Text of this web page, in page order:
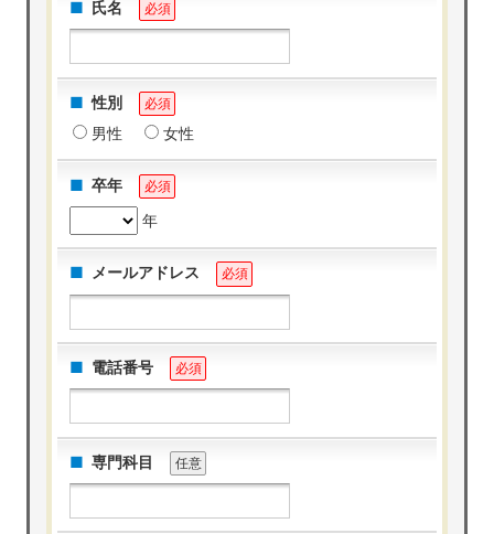
氏名 必須
性別 必須
男性 女性
卒年 必須
年
メールアドレス 必須
電話番号 必須
専門科目 任意